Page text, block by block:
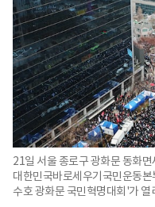
21일 서울 종로구 광화문 동화면
대한민국바로세우기국민운동
수호 광화문 국민혁명대회'가 열